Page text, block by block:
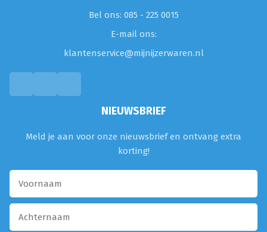
Bel ons: 085 - 225 0015
E-mail ons:
klantenservice@mijnijzerwaren.nl
NIEUWSBRIEF
Meld je aan voor onze nieuwsbrief en ontvang extra
korting!